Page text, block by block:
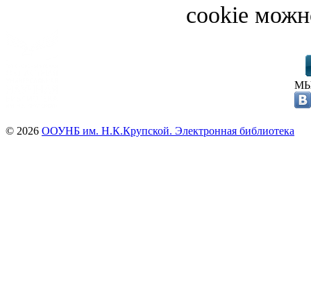
cookie
© 2026 ООУНБ им. Н.К.Крупской. Электронная библиотека